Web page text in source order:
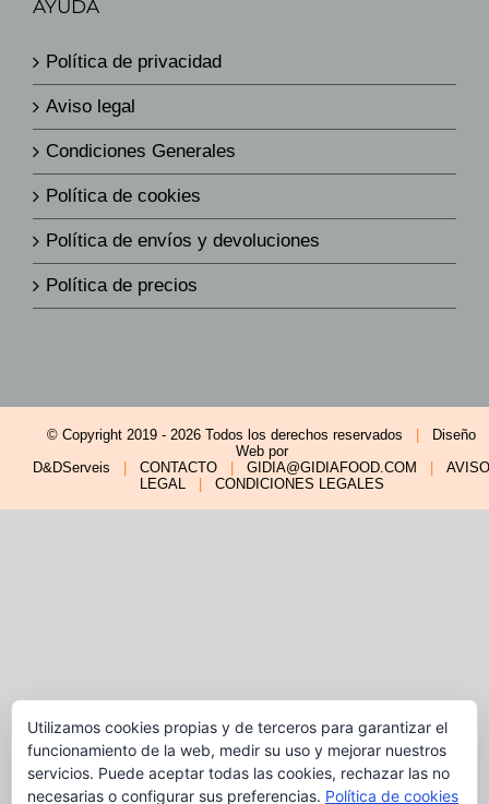
AYUDA
Política de privacidad
Aviso legal
Condiciones Generales
Política de cookies
Política de envíos y devoluciones
Política de precios
© Copyright 2019 - 2026 Todos los derechos reservados
Diseño
Web por
D&DServeis
CONTACTO GIDIA@GIDIAFOOD.COM
AVISO
LEGAL
CONDICIONES LEGALES
Utilizamos cookies propias y de terceros para garantizar el
funcionamiento de la web, medir su uso y mejorar nuestros
servicios. Puede aceptar todas las cookies, rechazar las no
necesarias o configurar sus preferencias. Política de cookies